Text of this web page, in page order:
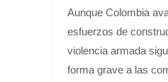
Aunque Colombia
esfuerzos de
violencia armada
forma grave a las